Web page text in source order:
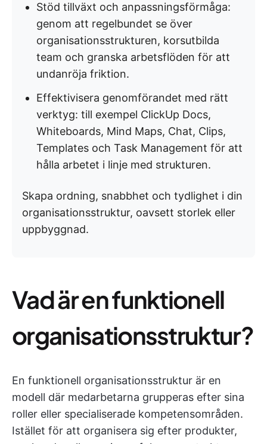
Stöd tillväxt och anpassningsförmåga:
genom att regelbundet se över
organisationsstrukturen, korsutbilda
team och granska arbetsflöden för att
undanröja friktion.
Effektivisera genomförandet med rätt
verktyg: till exempel ClickUp Docs,
Whiteboards, Mind Maps, Chat, Clips,
Templates och Task Management för att
hålla arbetet i linje med strukturen.
Skapa ordning, snabbhet och tydlighet i din
organisationsstruktur, oavsett storlek eller
uppbyggnad.
Vad är en funktionell
organisationsstruktur?
En funktionell organisationsstruktur är en
modell där medarbetarna grupperas efter sina
roller eller specialiserade kompetensområden.
Istället för att organisera sig efter produkter,